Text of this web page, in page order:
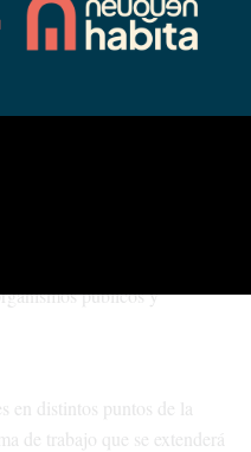
también 51 lotes de
públicos y
en distintos puntos de la
de trabajo que se extenderá